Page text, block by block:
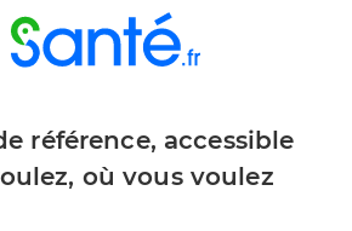
référence, accessible
où vous voulez